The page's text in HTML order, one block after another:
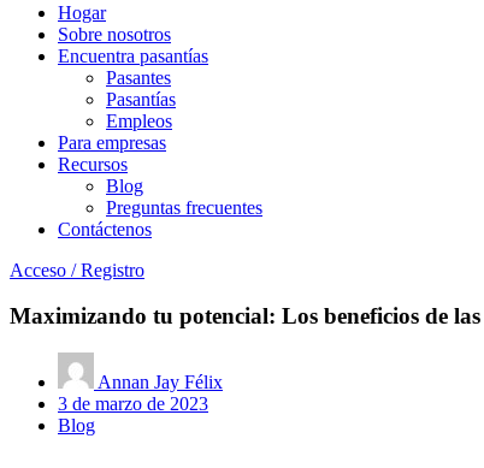
Hogar
Sobre nosotros
Encuentra pasantías
Pasantes
Pasantías
Empleos
Para empresas
Recursos
Blog
Preguntas frecuentes
Contáctenos
Acceso / Registro
Maximizando tu potencial: Los beneficios de
Annan Jay Félix
3 de marzo de 2023
Blog